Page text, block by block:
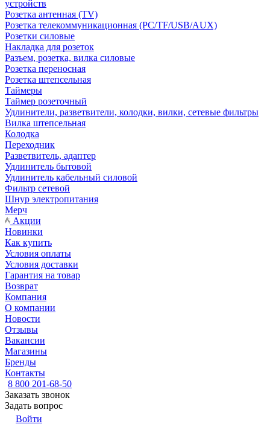
устройств
Розетка антенная (TV)
Розетка телекоммуникационная (PC/TF/USB/AUX)
Розетки силовые
Накладка для розеток
Разъем, розетка, вилка силовые
Розетка переносная
Розетка штепсельная
Таймеры
Таймер розеточный
Удлинители, разветвители, колодки, вилки, сетевые фильтры
Вилка штепсельная
Колодка
Переходник
Разветвитель, адаптер
Удлинитель бытовой
Удлинитель кабельный силовой
Фильтр сетевой
Шнур электропитания
Мерч
Акции
Новинки
Как купить
Условия оплаты
Условия доставки
Гарантия на товар
Возврат
Компания
О компании
Новости
Отзывы
Вакансии
Магазины
Бренды
Контакты
8 800 201-68-50
Заказать звонок
Задать вопрос
Войти